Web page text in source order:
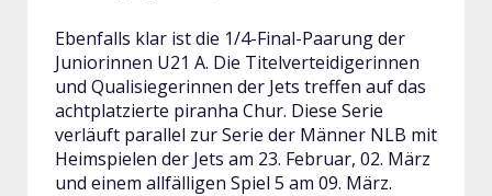
Ebenfalls klar ist die 1/4-Final-Paarung der
Juniorinnen U21 A. Die Titelverteidigerinnen
und Qualisiegerinnen der Jets treffen auf das
achtplatzierte piranha Chur. Diese Serie
verläuft parallel zur Serie der Männer NLB mit
Heimspielen der Jets am 23. Februar, 02. März
und einem allfälligen Spiel 5 am 09. März.